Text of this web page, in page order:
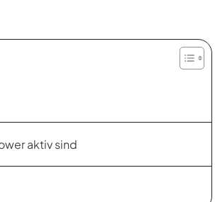
aktiv sind